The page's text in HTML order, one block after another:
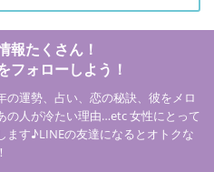
報たくさん！
フォローしよう！
の運勢、占い、恋の秘訣、彼をメロ
の人が冷たい理由…etc 女性にとって
ます♪LINEの友達になるとオトクな